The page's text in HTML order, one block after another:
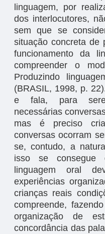
linguagem, por
dos interlocutores,
sem que se
situação concreta de
funcionamento da
compreender o
Produzindo
(BRASIL, 1998, p.
e fala, para
necessárias
mas é preciso
conversas ocorram
se, contudo, a
isso se consegue
linguagem oral
experiências
crianças reais
compreende,
organização de
concordância das